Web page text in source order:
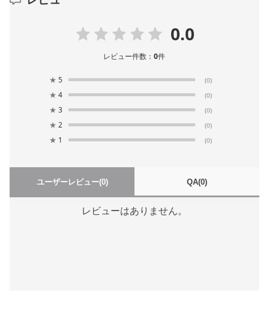
0.0
レビュー件数：0件
★ 5 (0)
★ 4 (0)
★ 3 (0)
★ 2 (0)
★ 1 (0)
ユーザーレビュー(0) QA(0)
レビューはありません。